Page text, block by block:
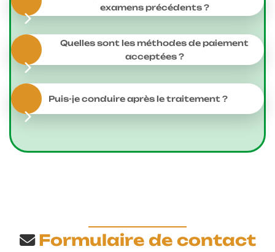
examens précédents ?
Quelles sont les méthodes de paiement
acceptées ?
Puis-je conduire après le traitement ?
Formulaire de contact